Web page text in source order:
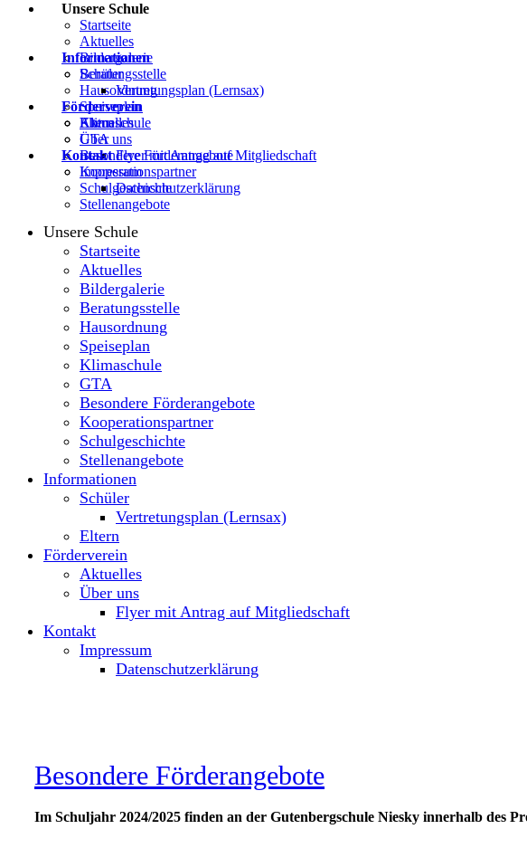
Unsere Schule
Startseite
Aktuelles
Bildergalerie
Beratungsstelle
Hausordnung
Speiseplan
Klimaschule
GTA
Besondere Förderangebote
Kooperationspartner
Schulgeschichte
Stellenangebote
Informationen
Schüler
Vertretungsplan (Lernsax)
Eltern
Förderverein
Aktuelles
Über uns
Flyer mit Antrag auf Mitgliedschaft
Kontakt
Impressum
Datenschutzerklärung
Unsere Schule
Startseite
Aktuelles
Bildergalerie
Beratungsstelle
Hausordnung
Speiseplan
Klimaschule
GTA
Besondere Förderangebote
Kooperationspartner
Schulgeschichte
Stellenangebote
Informationen
Schüler
Vertretungsplan (Lernsax)
Eltern
Förderverein
Aktuelles
Über uns
Flyer mit Antrag auf Mitgliedschaft
Kontakt
Impressum
Datenschutzerklärung
Besondere Förderangebote
Im Schuljahr 2024/2025 finden an der Gutenbergschule Niesky innerhalb des